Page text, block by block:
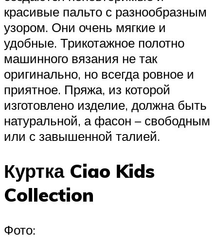
красивые пальто с разнообразным
узором. Они очень мягкие и
удобные. Трикотажное полотно
машинного вязания не так
оригинально, но всегда ровное и
приятное. Пряжа, из которой
изготовлено изделие, должна быть
натуральной, а фасон – свободным
или с завышенной талией.
Куртка Ciao Kids
Collection
Фото: